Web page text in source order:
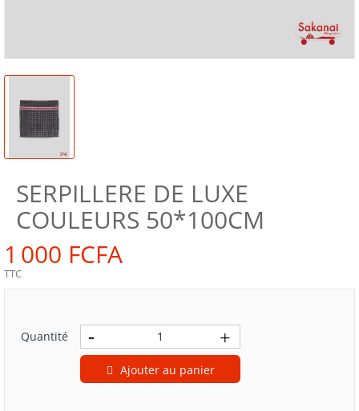
SERPILLERE DE LUXE
COULEURS 50*100CM
1 000 FCFA
TTC
Quantité
Ajouter au panier